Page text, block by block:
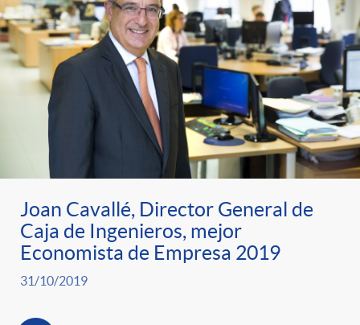
Joan Cavallé, Director General de
Caja de Ingenieros, mejor
Economista de Empresa 2019
31/10/2019